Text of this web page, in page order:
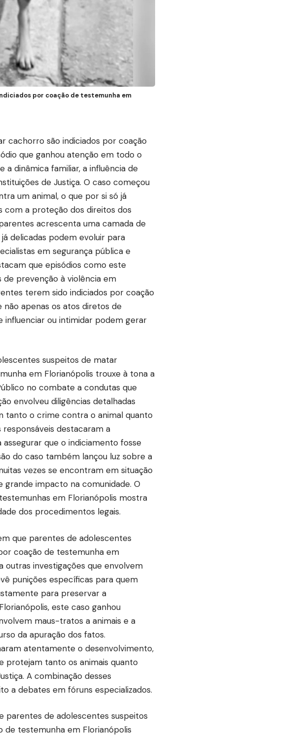
por coação de testemunha em
cachorro são indiciados por coação
que ganhou atenção em todo o
dinâmica familiar, a influência de
de Justiça. O caso começou
um animal, o que por si só já
com a proteção dos direitos dos
acrescenta uma camada de
delicadas podem evoluir para
em segurança pública e
que episódios como este
prevenção à violência em
terem sido indiciados por coação
apenas os atos diretos de
influenciar ou intimidar podem gerar
suspeitos de matar
em Florianópolis trouxe à tona a
no combate a condutas que
envolveu diligências detalhadas
tanto o crime contra o animal quanto
destacaram a
que o indiciamento fosse
do caso também lançou luz sobre a
vezes se encontram em situação
impacto na comunidade. O
em Florianópolis mostra
dos procedimentos legais.
que parentes de adolescentes
coação de testemunha em
investigações que envolvem
punições específicas para quem
para preservar a
este caso ganhou
maus-tratos a animais e a
da apuração dos fatos.
atentamente o desenvolvimento,
protejam tanto os animais quanto
A combinação desses
a debates em fóruns especializados.
parentes de adolescentes suspeitos
de testemunha em Florianópolis